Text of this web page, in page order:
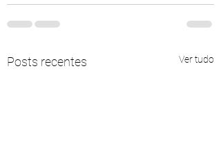
Posts recentes Ver tudo